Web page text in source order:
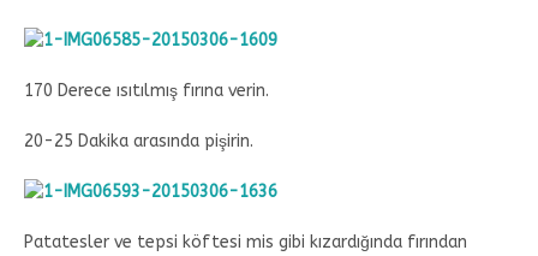
170 Derece ısıtılmış fırına verin.
20-25 Dakika arasında pişirin.
Patatesler ve tepsi köftesi mis gibi kızardığında fırından